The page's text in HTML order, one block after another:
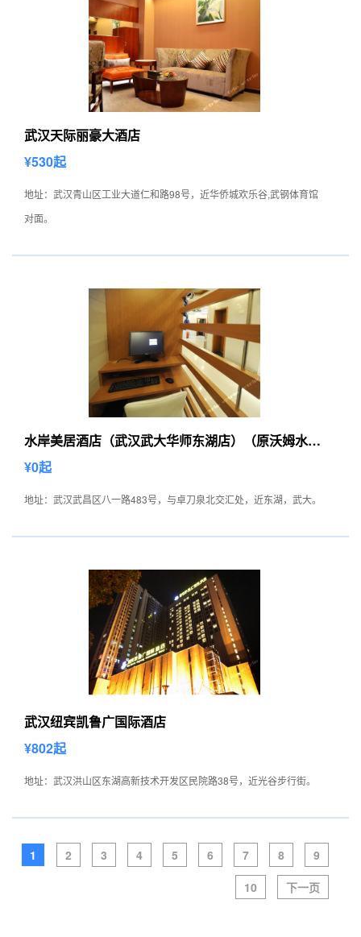
武汉天际丽豪大酒店
¥530起
地址：武汉青山区工业大道仁和路98号，近华侨城欢乐谷,武钢体育馆
对面。
水岸美居酒店（武汉武大华师东湖店）（原沃姆水岸
¥0起
地址：武汉武昌区八一路483号，与卓刀泉北交汇处，近东湖，武大。
武汉纽宾凯鲁广国际酒店
¥802起
地址：武汉洪山区东湖高新技术开发区民院路38号，近光谷步行街。
1 2 3 4 5 6 7 8
9
10
下一页